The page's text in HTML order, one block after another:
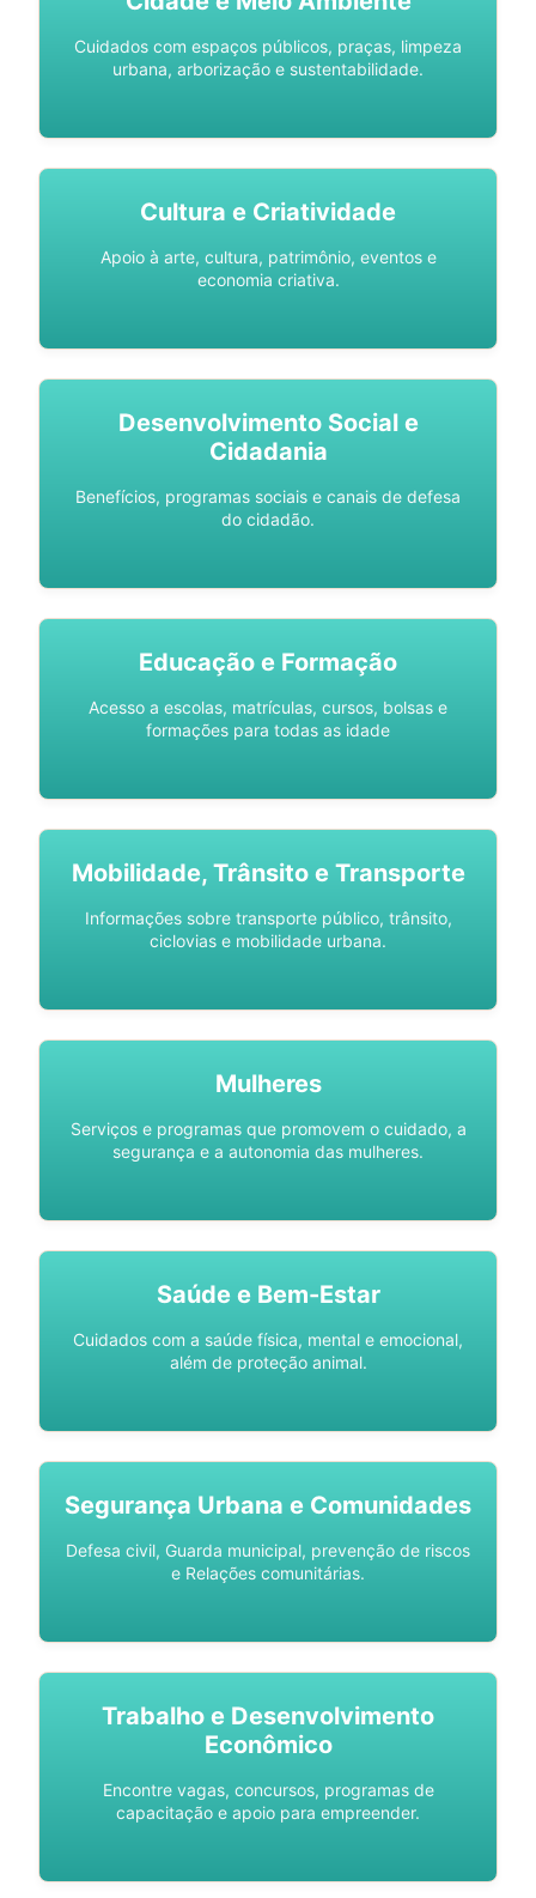
Cuidados com espaços públicos, praças, limpeza
urbana, arborização e sustentabilidade.
Cultura e Criatividade
Apoio à arte, cultura, patrimônio, eventos e
economia criativa.
Desenvolvimento Social e
Cidadania
Benefícios, programas sociais e canais de defesa
do cidadão.
Educação e Formação
Acesso a escolas, matrículas, cursos, bolsas e
formações para todas as idade
Mobilidade, Trânsito e Transporte
Informações sobre transporte público, trânsito,
ciclovias e mobilidade urbana.
Mulheres
Serviços e programas que promovem o cuidado, a
segurança e a autonomia das mulheres.
Saúde e Bem-Estar
Cuidados com a saúde física, mental e emocional,
além de proteção animal.
Segurança Urbana e Comunidades
Defesa civil, Guarda municipal, prevenção de riscos
e Relações comunitárias.
Trabalho e Desenvolvimento
Econômico
Encontre vagas, concursos, programas de
capacitação e apoio para empreender.